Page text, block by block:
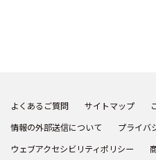
よくあるご質問 サイトマップ
情報の外部送信について
プライバ
ウェブアクセシビリティポリシー